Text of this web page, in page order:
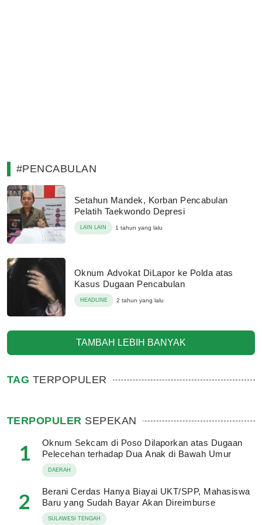
#PENCABULAN
Setahun Mandek, Korban Pencabulan
Pelatih Taekwondo Depresi
LAIN LAIN 1 tahun yang lalu
Oknum Advokat DiLapor ke Polda atas
Kasus Dugaan Pencabulan
HEADLINE 2 tahun yang lalu
TAMBAH LEBIH BANYAK
TAG TERPOPULER
TERPOPULER SEPEKAN
1
Oknum Sekcam di Poso Dilaporkan atas Dugaan
Pelecehan terhadap Dua Anak di Bawah Umur
DAERAH
2
Berani Cerdas Hanya Biayai UKT/SPP, Mahasiswa
Baru yang Sudah Bayar Akan Direimburse
SULAWESI TENGAH